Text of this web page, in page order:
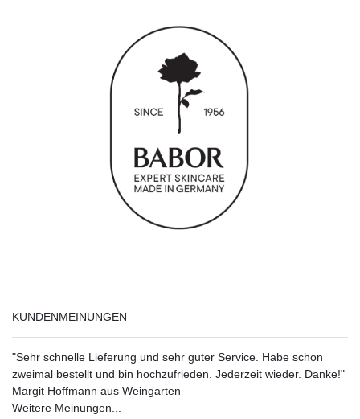
KUNDENMEINUNGEN
"Sehr schnelle Lieferung und sehr guter Service. Habe schon
zweimal bestellt und bin hochzufrieden. Jederzeit wieder. Danke!"
Margit Hoffmann aus Weingarten
Weitere Meinungen...